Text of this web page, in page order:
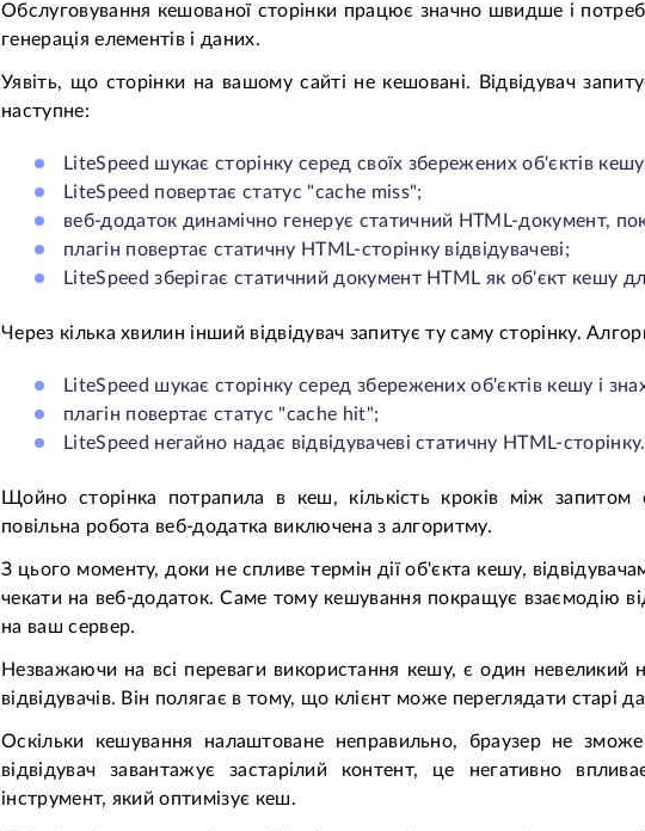
Обслуговування кешованої сторінки працює значно швидше і
генерація елементів і даних.
Уявіть, що сторінки на вашому сайті не кешовані. Відвідувач
наступне:
LiteSpeed шукає сторінку серед своїх збережених об'єктів кешу
LiteSpeed повертає статус "cache miss";
веб-додаток динамічно генерує статичний HTML-документ,
плагін повертає статичну HTML-сторінку відвідувачеві;
LiteSpeed зберігає статичний документ HTML як об'єкт кешу
Через кілька хвилин інший відвідувач запитує ту саму сторінку.
LiteSpeed шукає сторінку серед збережених об'єктів кешу і
плагін повертає статус "cache hit";
LiteSpeed негайно надає відвідувачеві статичну HTML-сторінку.
Щойно сторінка потрапила в кеш, кількість кроків між
повільна робота веб-додатка виключена з алгоритму.
З цього моменту, доки не спливе термін дії об'єкта кешу,
чекати на веб-додаток. Саме тому кешування покращує взаємодію
на ваш сервер.
Незважаючи на всі переваги використання кешу, є один
відвідувачів. Він полягає в тому, що клієнт може переглядати старі
Оскільки кешування налаштоване неправильно, браузер не
відвідувач завантажує застарілий контент, це негативно
інструмент, який оптимізує кеш.